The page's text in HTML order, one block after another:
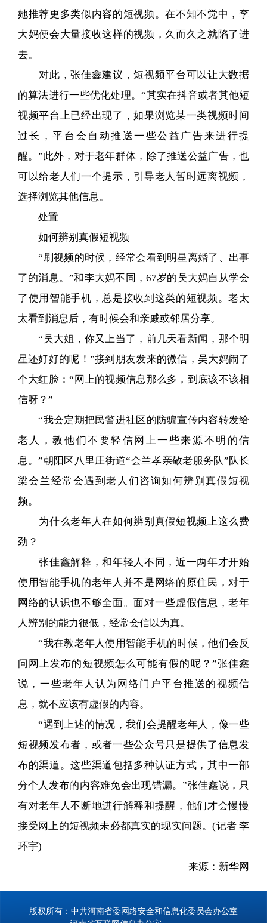
她推荐更多类似内容的短视频。在不知不觉中，李
大妈便会大量接收这样的视频，久而久之就陷了进
去。
对此，张佳鑫建议，短视频平台可以让大数据
的算法进行一些优化处理。“其实在抖音或者其他短
视频平台上已经出现了，如果浏览某一类视频时间
过长，平台会自动推送一些公益广告来进行提
醒。”此外，对于老年群体，除了推送公益广告，也
可以给老人们一个提示，引导老人暂时远离视频，
选择浏览其他信息。
处置
如何辨别真假短视频
“刷视频的时候，经常会看到明星离婚了、出事
了的消息。”和李大妈不同，67岁的吴大妈自从学会
了使用智能手机，总是接收到这类的短视频。老太
太看到消息后，有时候会和亲戚或邻居分享。
“吴大姐，你又上当了，前几天看新闻，那个明
星还好好的呢！”接到朋友发来的微信，吴大妈闹了
个大红脸：“网上的视频信息那么多，到底该不该相
信呀？”
“我会定期把民警进社区的防骗宣传内容转发给
老人，教他们不要轻信网上一些来源不明的信
息。”朝阳区八里庄街道“会兰孝亲敬老服务队”队长
梁会兰经常会遇到老人们咨询如何辨别真假短视
频。
为什么老年人在如何辨别真假短视频上这么费
劲？
张佳鑫解释，和年轻人不同，近一两年才开始
使用智能手机的老年人并不是网络的原住民，对于
网络的认识也不够全面。面对一些虚假信息，老年
人辨别的能力很低，经常会信以为真。
“我在教老年人使用智能手机的时候，他们会反
问网上发布的短视频怎么可能有假的呢？”张佳鑫
说，一些老年人认为网络门户平台推送的视频信
息，就不应该有虚假的内容。
“遇到上述的情况，我们会提醒老年人，像一些
短视频发布者，或者一些公众号只是提供了信息发
布的渠道。这些渠道包括多种认证方式，其中一部
分个人发布的内容难免会出现错漏。”张佳鑫说，只
有对老年人不断地进行解释和提醒，他们才会慢慢
接受网上的短视频未必都真实的现实问题。(记者 李
环宇)
来源：新华网
版权所有：中共河南省委网络安全和信息化委员会办公室